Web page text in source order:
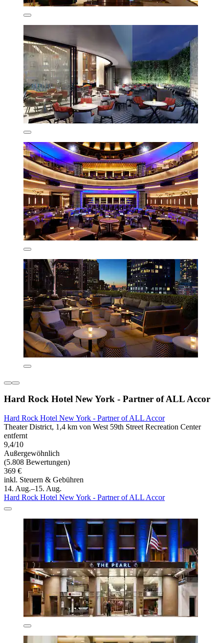
Hard Rock Hotel New York - Partner of ALL Accor
Hard Rock Hotel New York - Partner of ALL Accor
Theater District, 1,4 km von West 59th Street Recreation Center
entfernt
9,4/10
Außergewöhnlich
(5.808 Bewertungen)
369 €
inkl. Steuern & Gebühren
14. Aug.–15. Aug.
Hard Rock Hotel New York - Partner of ALL Accor